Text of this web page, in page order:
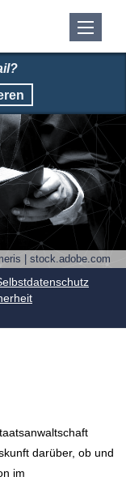
| stock.adobe.com
darüber, ob und
im